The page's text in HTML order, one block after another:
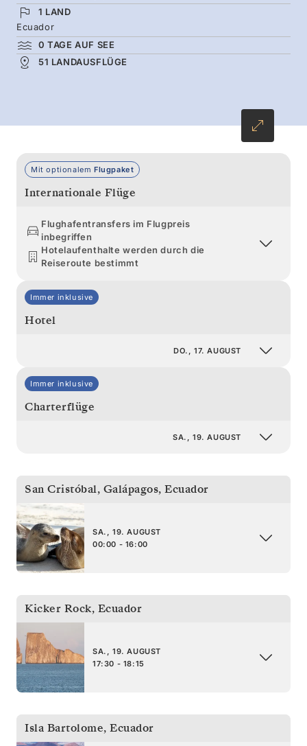
1 LAND
Ecuador
0 TAGE AUF SEE
51 LANDAUSFLÜGE
Mit optionalem Flugpaket
Internationale Flüge
Flughafentransfers im Flugpreis
inbegriffen
Hotelaufenthalte werden durch die
Reiseroute bestimmt
Immer inklusive
Hotel
DO., 17. AUGUST
Immer inklusive
Charterflüge
SA., 19. AUGUST
San Cristóbal, Galápagos, Ecuador
SA., 19. AUGUST
00:00 - 16:00
Kicker Rock, Ecuador
SA., 19. AUGUST
17:30 - 18:15
Isla Bartolome, Ecuador